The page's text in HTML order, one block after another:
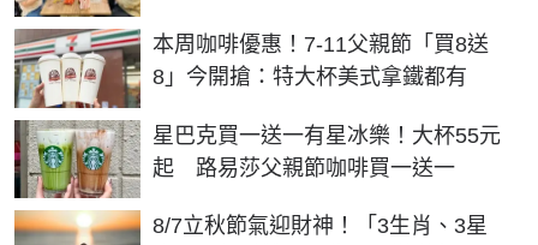
本周咖啡優惠！7-11父親節「買8送
8」今開搶：特大杯美式拿鐵都有
星巴克買一送一有星冰樂！大杯55元
起 路易莎父親節咖啡買一送一
8/7立秋節氣迎財神！「3生肖、3星